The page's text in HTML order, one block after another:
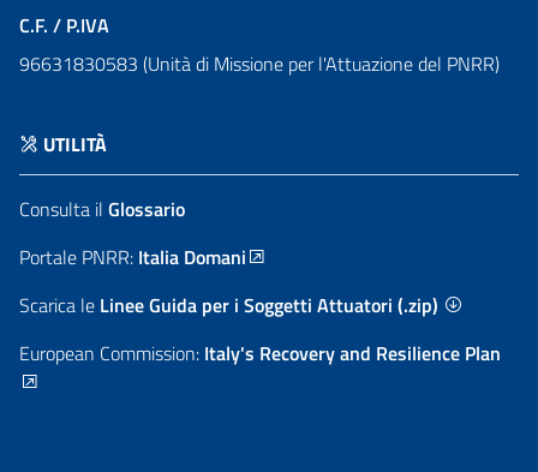
C.F. / P.IVA
96631830583 (Unità di Missione per l'Attuazione del PNRR)
UTILITÀ
Consulta il Glossario
Portale PNRR: Italia Domani
Scarica le Linee Guida per i Soggetti Attuatori (.zip)
European Commission: Italy's Recovery and Resilience Plan